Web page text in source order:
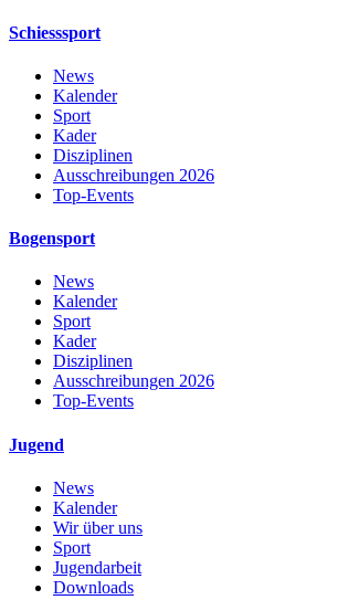
Schiesssport
News
Kalender
Sport
Kader
Disziplinen
Ausschreibungen 2026
Top-Events
Bogensport
News
Kalender
Sport
Kader
Disziplinen
Ausschreibungen 2026
Top-Events
Jugend
News
Kalender
Wir über uns
Sport
Jugendarbeit
Downloads